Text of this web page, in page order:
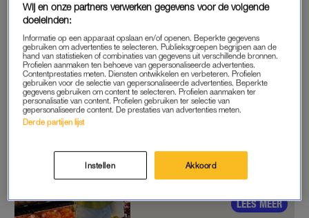
En voor wie nu denkt dat dit alleen mensen met lage en
middeninkomens treft,guess again. Verzekeraar Allianz deed
onderzoek onder meer dan 2.000 vrouwen en de helft (49
procent) gaf aan bang te zijn hun geld te verliezen en dakloos
te worden. Een derde van hen zat in de hoge schaal qua
inkomen.
niet betalen: 'Ik eet soms maar
één maaltijd per dag'
LEES MEER
Wij en onze partners verwerken gegevens voor de volgende
doeleinden:
Informatie op een apparaat opslaan en/of openen. Beperkte gegevens
gebruiken om advertenties te selecteren. Publieksgroepen begrijpen aan de
hand van statistieken of combinaties van gegevens uit verschillende bronnen.
Profielen aanmaken ten behoeve van gepersonaliseerde advertenties.
Contentprestaties meten. Diensten ontwikkelen en verbeteren. Profielen
gebruiken voor de selectie van gepersonaliseerde advertenties. Beperkte
gegevens gebruiken om content te selecteren. Profielen aanmaken ter
personalisatie van content. Profielen gebruiken ter selectie van
gepersonaliseerde content. De prestaties van advertenties meten.
Derde partijen lijst
Instellen Akkoord